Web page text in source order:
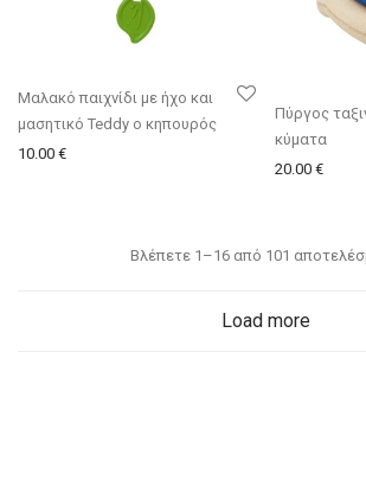
Μαλακό παιχνίδι με ήχο και
μασητικό Teddy ο κηπουρός
10.00 €
Πύργος
κύματα
20.00 €
Βλέπετε 1–16 από 101
Load more